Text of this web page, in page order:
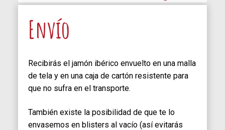
Envío
Recibirás el jamón ibérico envuelto en una malla
de tela y en una caja de cartón resistente para
que no sufra en el transporte.
También existe la posibilidad de que te lo
envasemos en blisters al vacío (así evitarás